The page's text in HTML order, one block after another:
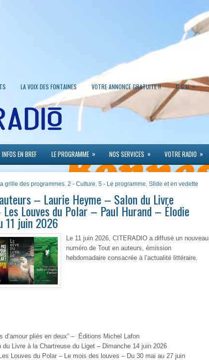
LA VOIX DES FONTAINES VOTRE ANNONCE GRATUITE !! C.G.U. »
INFOS EN BREF LE PROGRAMME » NOS SERVICES » VOTRE RADIO »
grille des programmes, 2 - Culture, 5 - Le programme, Slide et en vedette
– Laurie Heyme – Salon du Livre
Louves du Polar – Paul Hurand – Élodie
11 juin 2026
Le 11 juin 2026, CITERADIO a diffusé un nouveau
numéro de Tout en auteurs, émission
hebdomadaire consacrée à l’actualité littéraire.
d’amour pliés en deux” –
Éditions Michel Lafon
du Livre à la Chartreuse du Liget –Dimanche 14 juin 2026
Louves du Polar –Le mois des louves – Du 30 mai au 27 juin